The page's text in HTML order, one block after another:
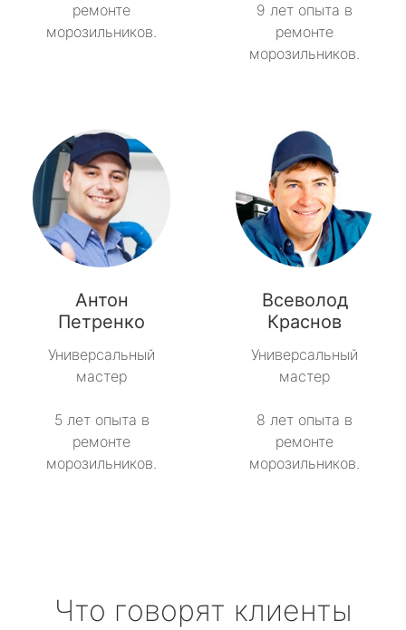
ремонте
морозильников.
9 лет опыта в
ремонте
морозильников.
Антон
Петренко
Универсальный
мастер
5 лет опыта в
ремонте
морозильников.
Всеволод
Краснов
Универсальный
мастер
8 лет опыта в
ремонте
морозильников.
Что говорят клиенты